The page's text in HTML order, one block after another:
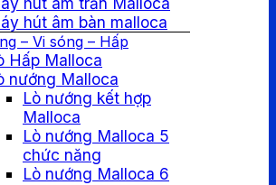
hút âm bàn malloca
– Vi sóng – Hấp
Hấp Malloca
nướng Malloca
Lò nướng kết hợp
Malloca
Lò nướng Malloca 5
chức năng
Lò nướng Malloca 6